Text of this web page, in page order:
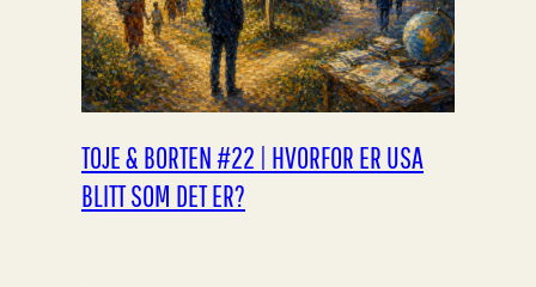
TOJE & BORTEN #22 | HVORFOR ER USA
BLITT SOM DET ER?